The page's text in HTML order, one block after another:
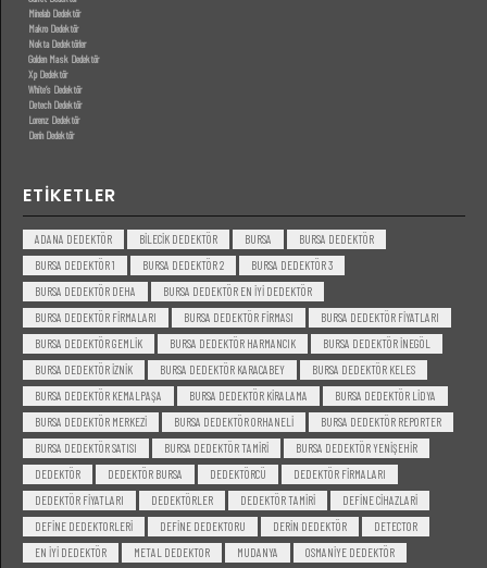
Minelab Dedektör
Makro Dedektör
Nokta Dedektörler
Golden Mask Dedektör
Xp Dedektör
White’s Dedektör
Detech Dedektör
Lorenz Dedektör
Derin Dedektör
ETIKETLER
ADANA DEDEKTÖR BILECIK DEDEKTÖR BURSA
BURSA DEDEKTÖR
BURSA DEDEKTÖR 1
BURSA DEDEKTÖR 2
BURSA DEDEKTÖR 3
BURSA DEDEKTÖR DEHA
BURSA DEDEKTÖR EN IYI DEDEKTÖR
BURSA DEDEKTÖR FIRMALARI
BURSA DEDEKTÖR FIRMASI
BURSA DEDEKTÖR FIYATLARI
BURSA DEDEKTÖR GEMLIK
BURSA DEDEKTÖR HARMANCIK
BURSA DEDEKTÖR INEGÖL
BURSA DEDEKTÖR IZNIK
BURSA DEDEKTÖR KARACABEY
BURSA DEDEKTÖR KELES
BURSA DEDEKTÖR KEMALPAŞA
BURSA DEDEKTÖR KIRALAMA
BURSA DEDEKTÖR LIDYA
BURSA DEDEKTÖR MERKEZI
BURSA DEDEKTÖR ORHANELI
BURSA DEDEKTÖR REPORTER
BURSA DEDEKTÖR SATISI
BURSA DEDEKTÖR TAMIRI
BURSA DEDEKTÖR YENIŞEHIR
DEDEKTÖR
DEDEKTÖR BURSA DEDEKTÖRCÜ
DEDEKTÖR FIRMALARI
DEDEKTÖR FIYATLARI
DEDEKTÖRLER DEDEKTÖR TAMIRI
DEFINE CIHAZLARI
DEFINE DEDEKTORLERI
DEFINE DEDEKTORU DERIN DEDEKTÖR
DETECTOR
EN IYI DEDEKTÖR
METAL DEDEKTOR MUDANYA
OSMANIYE DEDEKTÖR